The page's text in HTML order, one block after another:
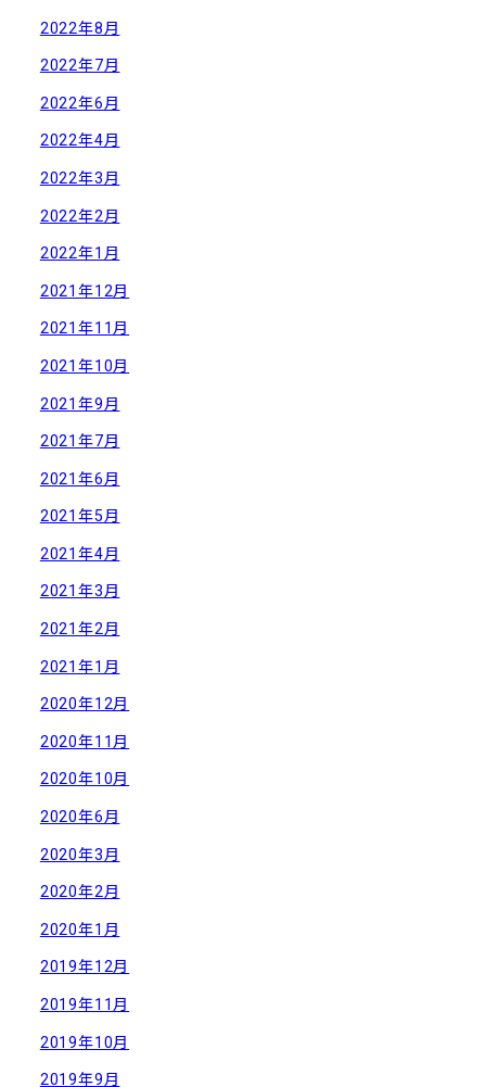
2022年8月
2022年7月
2022年6月
2022年4月
2022年3月
2022年2月
2022年1月
2021年12月
2021年11月
2021年10月
2021年9月
2021年7月
2021年6月
2021年5月
2021年4月
2021年3月
2021年2月
2021年1月
2020年12月
2020年11月
2020年10月
2020年6月
2020年3月
2020年2月
2020年1月
2019年12月
2019年11月
2019年10月
2019年9月